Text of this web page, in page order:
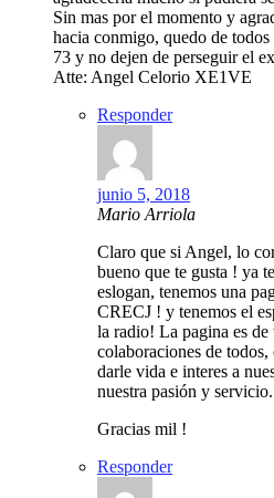
Sin mas por el momento y
hacia conmigo, quedo de
73 y no dejen de perseguir el
Atte: Angel Celorio XE1VE
Responder
junio 5, 2018
Mario Arriola
Claro que si Angel, lo
bueno que te gusta ! ya
eslogan, tenemos una
CRECJ ! y tenemos el
la radio! La pagina es de
colaboraciones de
darle vida e interes a
nuestra pasión y servicio.
Gracias mil !
Responder